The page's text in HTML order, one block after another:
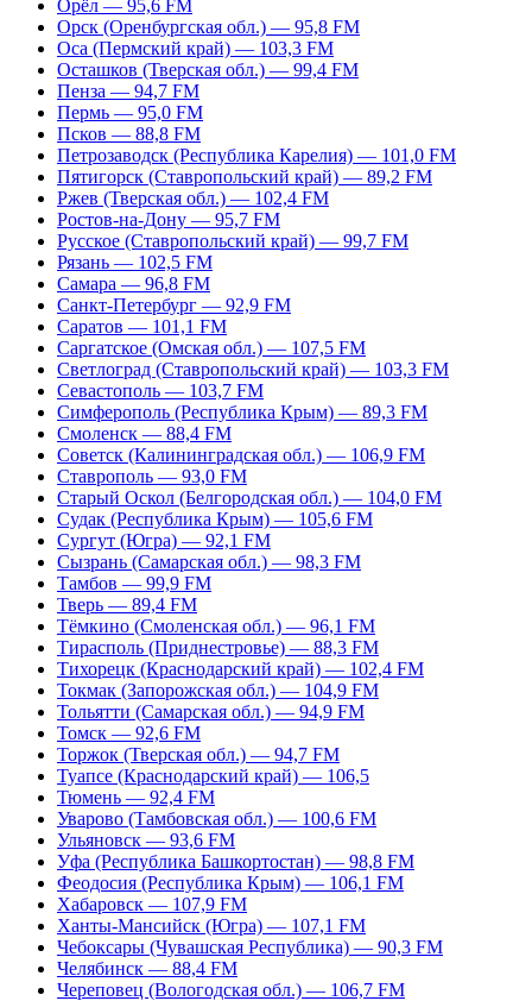
Орёл — 95,6 FM
Орск (Оренбургская обл.) — 95,8 FM
Оса (Пермский край) — 103,3 FM
Осташков (Тверская обл.) — 99,4 FM
Пенза — 94,7 FM
Пермь — 95,0 FM
Псков — 88,8 FM
Петрозаводск (Республика Карелия) — 101,0 FM
Пятигорск (Ставропольский край) — 89,2 FM
Ржев (Тверская обл.) — 102,4 FM
Ростов-на-Дону — 95,7 FM
Русское (Ставропольский край) — 99,7 FM
Рязань — 102,5 FM
Самара — 96,8 FM
Санкт-Петербург — 92,9 FM
Саратов — 101,1 FM
Саргатское (Омская обл.) — 107,5 FM
Светлоград (Ставропольский край) — 103,3 FM
Севастополь — 103,7 FM
Симферополь (Республика Крым) — 89,3 FM
Смоленск — 88,4 FM
Советск (Калининградская обл.) — 106,9 FM
Ставрополь — 93,0 FM
Старый Оскол (Белгородская обл.) — 104,0 FM
Судак (Республика Крым) — 105,6 FM
Сургут (Югра) — 92,1 FM
Сызрань (Самарская обл.) — 98,3 FM
Тамбов — 99,9 FM
Тверь — 89,4 FM
Тёмкино (Смоленская обл.) — 96,1 FM
Тирасполь (Приднестровье) — 88,3 FM
Тихорецк (Краснодарский край) — 102,4 FM
Токмак (Запорожская обл.) — 104,9 FM
Тольятти (Самарская обл.) — 94,9 FM
Томск — 92,6 FM
Торжок (Тверская обл.) — 94,7 FM
Туапсе (Краснодарский край) — 106,5
Тюмень — 92,4 FM
Уварово (Тамбовская обл.) — 100,6 FM
Ульяновск — 93,6 FM
Уфа (Республика Башкортостан) — 98,8 FM
Феодосия (Республика Крым) — 106,1 FM
Хабаровск — 107,9 FM
Ханты-Мансийск (Югра) — 107,1 FM
Чебоксары (Чувашская Республика) — 90,3 FM
Челябинск — 88,4 FM
Череповец (Вологодская обл.) — 106,7 FM